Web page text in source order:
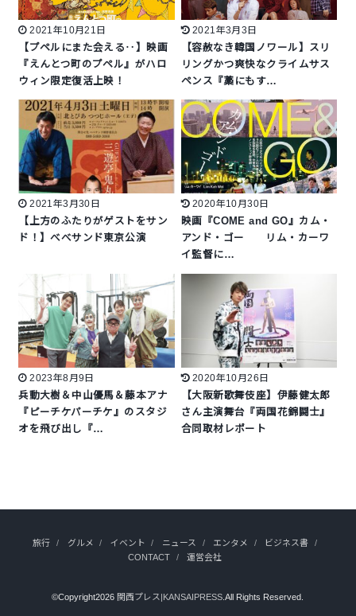
2021年10月21日
【プペルにまた会える‥】映画
『えんとつ町のプペル』がハロ
ウィン限定復活上映！
2021年3月3日
【容赦なき韓国ノワール】スリ
リングかつ爽快なクライムサス
ペンス『藁にもす…
2021年3月30日
【上方のふたりがゲストをサン
ド！】べべサンド東京公演
2020年10月30日
映画『COME and GO』カム・
アンド・ゴー リム・カーワ
イ監督に…
2023年8月9日
兵動大樹＆中山優馬＆藤本アナ
『ピーチケパーチケ』のスタジ
オを飛び出し『…
2020年10月26日
【大阪新歌舞伎座】伊藤健太郎
さん主演舞台『両国花錦闘士』
合同取材レポート
旅行 グルメ イベント ニュース エンタメ
ビジネス書
CONTACT
運営会社
©Copyright2026 関西プレス|KANSAIPRESS .All Rights Reserved.